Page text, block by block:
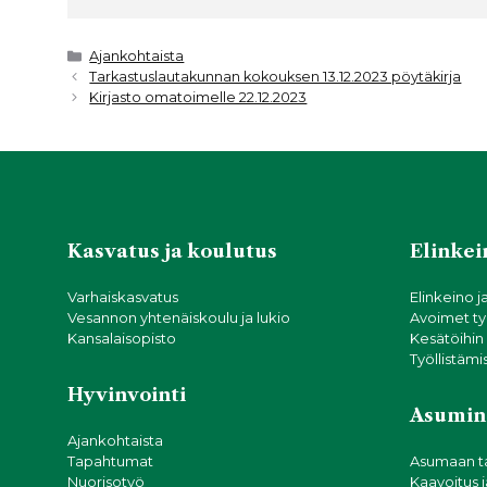
e
b
t
e
ts
A
e
Kategoriat
Ajankohtaista
Tarkastuslautakunnan kokouksen 13.12.2023 pöytäkirja
Kirjasto omatoimelle 22.12.2023
Kasvatus ja koulutus
Varhaiskasvatus
Vesannon yhtenäiskoulu ja lukio
Kansalaisopisto
Hyvinvointi
Ajankohtaista
Tapahtumat
Nuorisotyö
Elinkeino
Avoimet
Kesätöihin
Asumaan
Kaavoitus